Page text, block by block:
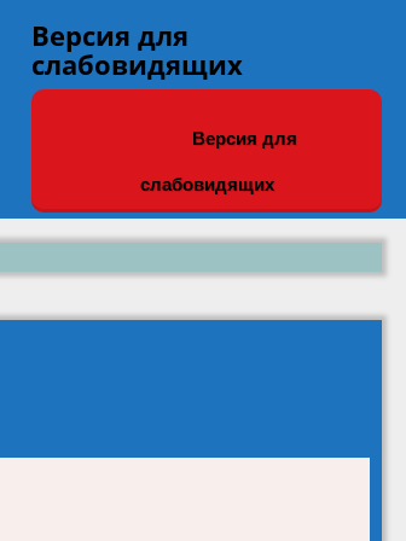
Версия для
слабовидящих
Версия для
слабовидящих